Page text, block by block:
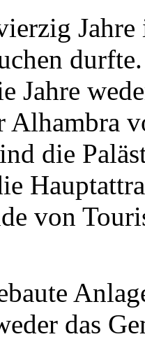
Jahre
Alhambra
die
von
das
noch